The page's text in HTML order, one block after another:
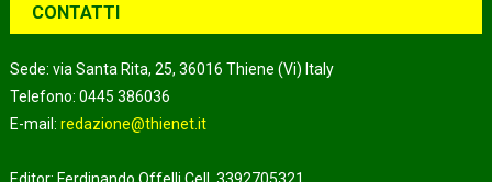
CONTATTI
Sede: via Santa Rita, 25, 36016 Thiene (Vi) Italy
Telefono: 0445 386036
E-mail:redazione@thienet.it